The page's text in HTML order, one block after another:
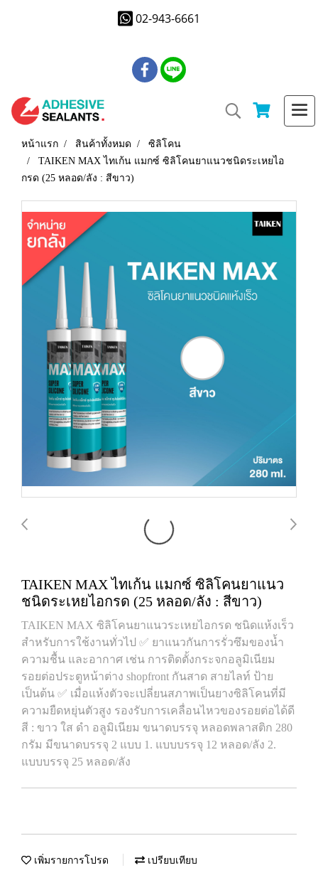
02-943-6661
หน้าแรก สินค้าทั้งหมด
ซิลิโคน
TAIKEN MAX ไทเก้น แมกซ์ ซิลิโคนยาแนวชนิดระเหยไอ
กรด (25 หลอด/ลัง : สีขาว)
TAIKEN MAX ไทเก้น แมกซ์ ซิลิโคนยาแนว
ชนิดระเหยไอกรด (25 หลอด/ลัง : สีขาว)
TAIKEN MAX ซิลิโคนยาแนวระเหยไอกรด ชนิดแห้งเร็ว
สำหรับการใช้งานทั่วไป ✅ ยาแนวกันการรั่วซึมของน้ำ
ความชื้น และอากาศ เช่น การติดตั้งกระจกอลูมิเนียม
รอยต่อประตูหน้าต่าง shopfront กันสาด สายไลท์ ป้าย
เป็นต้น ✅ เมื่อแห้งตัวจะเปลี่ยนสภาพเป็นยางซิลิโคนที่มี
ความยืดหยุ่นตัวสูง รองรับการเคลื่อนไหวของรอยต่อได้ดี
สี : ขาว ใส ดำ อลูมิเนียม ขนาดบรรจุ หลอดพลาสติก 280
กรัม มีขนาดบรรจุ 2 แบบ 1. แบบบรรจุ 12 หลอด/ลัง 2.
แบบบรรจุ 25 หลอด/ลัง
เพิ่มรายการโปรด เปรียบเทียบ